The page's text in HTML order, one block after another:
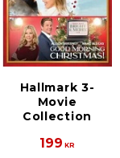
Hallmark 3-
Movie
Collection
199 KR